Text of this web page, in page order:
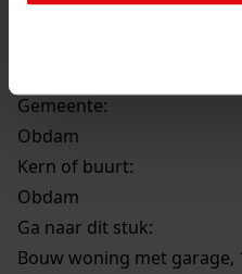
Obdam, sectie A 1988
Gemeente:
Obdam
Kern of buurt:
Obdam
Ga naar dit stuk:
Bouw woning met garage,